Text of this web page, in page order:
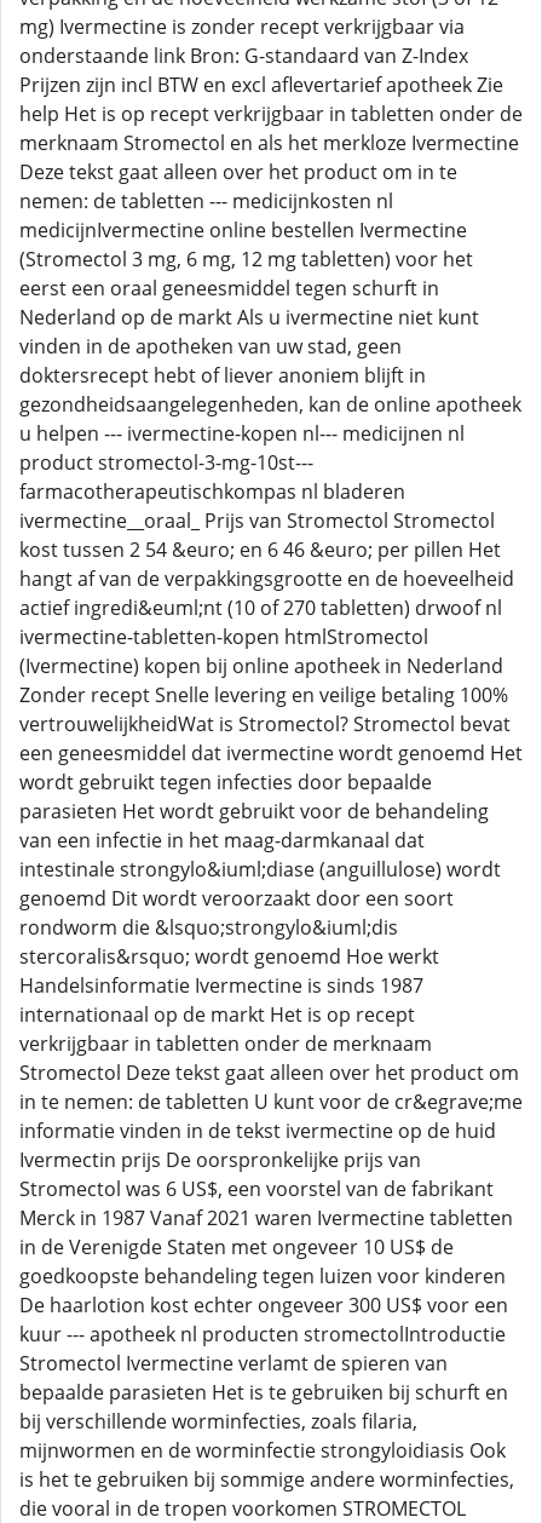
mg) Ivermectine is zonder recept verkrijgbaar via
onderstaande link Bron: G-standaard van Z-Index
Prijzen zijn incl BTW en excl aflevertarief apotheek Zie
help Het is op recept verkrijgbaar in tabletten onder de
merknaam Stromectol en als het merkloze Ivermectine
Deze tekst gaat alleen over het product om in te
nemen: de tabletten --- medicijnkosten nl
medicijnIvermectine online bestellen Ivermectine
(Stromectol 3 mg, 6 mg, 12 mg tabletten) voor het
eerst een oraal geneesmiddel tegen schurft in
Nederland op de markt Als u ivermectine niet kunt
vinden in de apotheken van uw stad, geen
doktersrecept hebt of liever anoniem blijft in
gezondheidsaangelegenheden, kan de online apotheek
u helpen --- ivermectine-kopen nl--- medicijnen nl
product stromectol-3-mg-10st---
farmacotherapeutischkompas nl bladeren
ivermectine__oraal_ Prijs van Stromectol Stromectol
kost tussen 2 54 &euro; en 6 46 &euro; per pillen Het
hangt af van de verpakkingsgrootte en de hoeveelheid
actief ingredi&euml;nt (10 of 270 tabletten) drwoof nl
ivermectine-tabletten-kopen htmlStromectol
(Ivermectine) kopen bij online apotheek in Nederland
Zonder recept Snelle levering en veilige betaling 100%
vertrouwelijkheidWat is Stromectol? Stromectol bevat
een geneesmiddel dat ivermectine wordt genoemd Het
wordt gebruikt tegen infecties door bepaalde
parasieten Het wordt gebruikt voor de behandeling
van een infectie in het maag-darmkanaal dat
intestinale strongylo&iuml;diase (anguillulose) wordt
genoemd Dit wordt veroorzaakt door een soort
rondworm die &lsquo;strongylo&iuml;dis
stercoralis&rsquo; wordt genoemd Hoe werkt
Handelsinformatie Ivermectine is sinds 1987
internationaal op de markt Het is op recept
verkrijgbaar in tabletten onder de merknaam
Stromectol Deze tekst gaat alleen over het product om
in te nemen: de tabletten U kunt voor de cr&egrave;me
informatie vinden in de tekst ivermectine op de huid
Ivermectin prijs De oorspronkelijke prijs van
Stromectol was 6 US$, een voorstel van de fabrikant
Merck in 1987 Vanaf 2021 waren Ivermectine tabletten
in de Verenigde Staten met ongeveer 10 US$ de
goedkoopste behandeling tegen luizen voor kinderen
De haarlotion kost echter ongeveer 300 US$ voor een
kuur --- apotheek nl producten stromectolIntroductie
Stromectol Ivermectine verlamt de spieren van
bepaalde parasieten Het is te gebruiken bij schurft en
bij verschillende worminfecties, zoals filaria,
mijnwormen en de worminfectie strongyloidiasis Ook
is het te gebruiken bij sommige andere worminfecties,
die vooral in de tropen voorkomen STROMECTOL